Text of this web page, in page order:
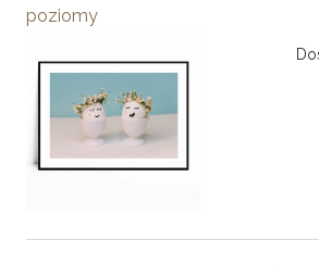
poziomy